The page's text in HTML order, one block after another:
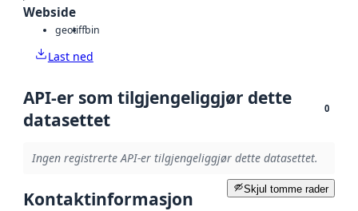
Webside
geotiffbin
Last ned
API-er som tilgjengeliggjør dette
datasettet
0
Ingen registrerte API-er tilgjengeliggjør dette datasettet.
Skjul tomme rader
Kontaktinformasjon